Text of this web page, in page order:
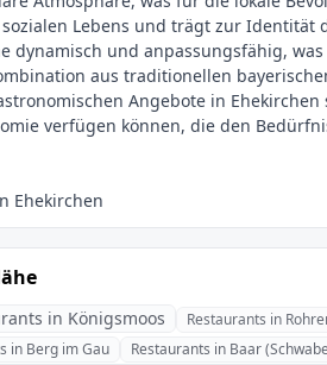
Lebens und trägt zur Identität
dynamisch und anpassungsfähig,
aus traditionellen
Angebote in
verfügen können, die den
in Königsmoos Restaurants in
in Berg im Gau Restaurants in Baar